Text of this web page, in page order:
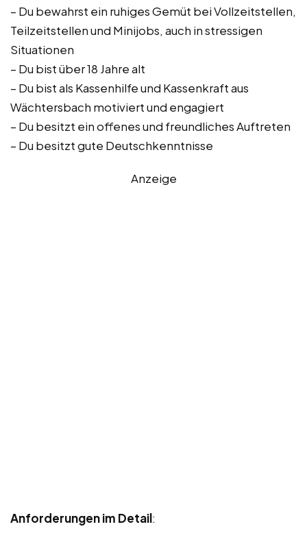
– Du bewahrst ein ruhiges Gemüt bei Vollzeitstellen,
Teilzeitstellen und Minijobs, auch in stressigen
Situationen
– Du bist über 18 Jahre alt
– Du bist als Kassenhilfe und Kassenkraft aus
Wächtersbach motiviert und engagiert
– Du besitzt ein offenes und freundliches Auftreten
– Du besitzt gute Deutschkenntnisse
Anzeige
Anforderungen im Detail: